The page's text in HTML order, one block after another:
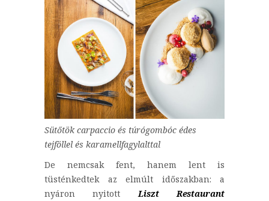
Sütőtök carpaccio és túrógombóc édes
tejföllel és karamellfagylalttal
De nemcsak fent, hanem lent is
tüsténkedtek az elmúlt időszakban: a
nyáron nyitottLiszt Restaurant